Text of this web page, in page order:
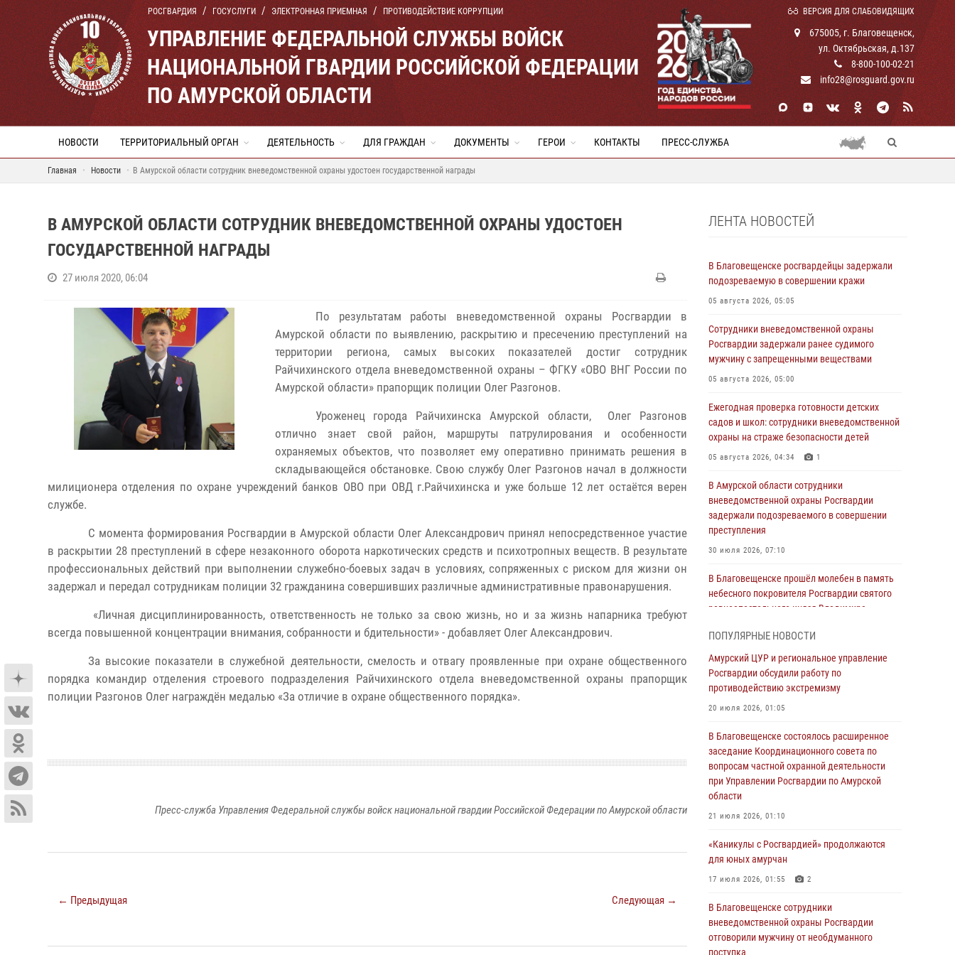
РОСГВАРДИЯ ГОСУСЛУГИ ЭЛЕКТРОННАЯ ПРИЕМНАЯ ПРОТИВОДЕЙСТВИЕ КОРРУПЦИИ ВЕРСИЯ ДЛЯ СЛАБОВИДЯЩИХ
УПРАВЛЕНИЕ ФЕДЕРАЛЬНОЙ СЛУЖБЫ ВОЙСК
НАЦИОНАЛЬНОЙ ГВАРДИИ РОССИЙСКОЙ ФЕДЕРАЦИИ
ПО АМУРСКОЙ ОБЛАСТИ
675005, г. Благовещенск,
ул. Октябрьская, д.137
8-800-100-02-21
info28@rosguard.gov.ru
НОВОСТИ ТЕРРИТОРИАЛЬНЫЙ ОРГАН ДЕЯТЕЛЬНОСТЬ ДЛЯ ГРАЖДАН ДОКУМЕНТЫ ГЕРОИ КОНТАКТЫ ПРЕСС-СЛУЖБА
Главная Новости В Амурской области сотрудник вневедомственной охраны удостоен государственной награды
В АМУРСКОЙ ОБЛАСТИ СОТРУДНИК ВНЕВЕДОМСТВЕННОЙ ОХРАНЫ УДОСТОЕН
ГОСУДАРСТВЕННОЙ НАГРАДЫ
27 июля 2020, 06:04
По результатам работы вневедомственной охраны Росгвардии в
Амурской области по выявлению, раскрытию и пресечению преступлений на
территории региона, самых высоких показателей достиг сотрудник
Райчихинского отдела вневедомственной охраны – ФГКУ «ОВО ВНГ России по
Амурской области» прапорщик полиции Олег Разгонов.
Уроженец города Райчихинска Амурской области, Олег Разгонов
отлично знает свой район, маршруты патрулирования и особенности
охраняемых объектов, что позволяет ему оперативно принимать решения в
складывающейся обстановке. Свою службу Олег Разгонов начал в должности
милиционера отделения по охране учреждений банков ОВО при ОВД г.Райчихинска и уже больше 12 лет остаётся верен
службе.
С момента формирования Росгвардии в Амурской области Олег Александрович принял непосредственное участие
в раскрытии 28 преступлений в сфере незаконного оборота наркотических средств и психотропных веществ. В результате
профессиональных действий при выполнении служебно-боевых задач в условиях, сопряженных с риском для жизни он
задержал и передал сотрудникам полиции 32 гражданина совершивших различные административные правонарушения.
«Личная дисциплинированность, ответственность не только за свою жизнь, но и за жизнь напарника требуют
всегда повышенной концентрации внимания, собранности и бдительности» - добавляет Олег Александрович.
За высокие показатели в служебной деятельности, смелость и отвагу проявленные при охране общественного
порядка командир отделения строевого подразделения Райчихинского отдела вневедомственной охраны прапорщик
полиции Разгонов Олег награждён медалью «За отличие в охране общественного порядка».
Пресс-служба Управления Федеральной службы войск национальной гвардии Российской Федерации по Амурской области
← Предыдущая Следующая →
ЛЕНТА НОВОСТЕЙ
В Благовещенске росгвардейцы задержали
подозреваемую в совершении кражи
05 августа 2026, 05:05
Сотрудники вневедомственной охраны
Росгвардии задержали ранее судимого
мужчину с запрещенными веществами
05 августа 2026, 05:00
Ежегодная проверка готовности детских
садов и школ: сотрудники вневедомственной
охраны на страже безопасности детей
05 августа 2026, 04:34 1
В Амурской области сотрудники
вневедомственной охраны Росгвардии
задержали подозреваемого в совершении
преступления
30 июля 2026, 07:10
В Благовещенске прошёл молебен в память
небесного покровителя Росгвардии святого
равноапостольного князя Владимира
Более 2,5 миллионов рублей выплачено
амурчанам за оружие сданное на возмездной
основе
28 июля 2026, 02:00
Итоги работы строевых подразделений
вневедомственной охраны Росгвардии
Амурской области в период с 20 по 26 июля
2026 года
27 июля 2026, 06:28
сотрудников вневедомственной охраны
23 июля 2026, 07:49
поступления на службу в подразделения
территориального Управления Росгвардии
23 июля 2026, 00:00
ПОПУЛЯРНЫЕ НОВОСТИ
Амурский ЦУР и региональное управление
Росгвардии обсудили работу по
противодействию экстремизму
20 июля 2026, 01:05
В Благовещенске состоялось расширенное
заседание Координационного совета по
вопросам частной охранной деятельности
при Управлении Росгвардии по Амурской
области
21 июля 2026, 01:10
«Каникулы с Росгвардией» продолжаются
для юных амурчан
17 июля 2026, 01:55 2
В Благовещенске сотрудники
вневедомственной охраны Росгвардии
отговорили мужчину от необдуманного
поступка